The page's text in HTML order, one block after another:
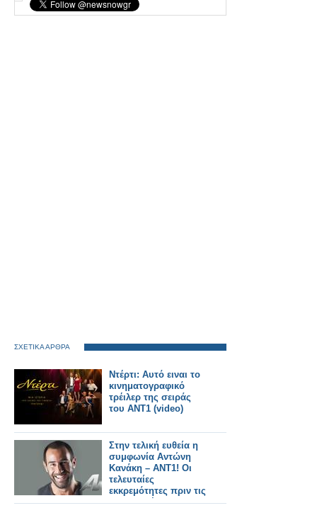
ΣΧΕΤΙΚΑ ΑΡΘΡΑ
Ντέρτι: Αυτό ειναι το
κινηματογραφικό
τρέιλερ της σειράς
του ΑΝΤ1 (video)
Στην τελική ευθεία η
συμφωνία Αντώνη
Κανάκη – ΑΝΤ1! Οι
τελευταίες
εκκρεμότητες πριν τις
υπογραφές...